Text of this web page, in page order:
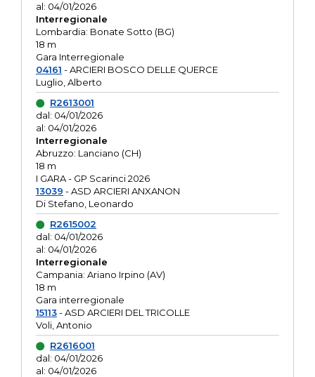
al: 04/01/2026
Interregionale
Lombardia: Bonate Sotto (BG)
18 m
Gara Interregionale
04161 - ARCIERI BOSCO DELLE QUERCE
Luglio, Alberto
R2613001
dal: 04/01/2026
al: 04/01/2026
Interregionale
Abruzzo: Lanciano (CH)
18 m
I GARA - GP Scarinci 2026
13039 - ASD ARCIERI ANXANON
Di Stefano, Leonardo
R2615002
dal: 04/01/2026
al: 04/01/2026
Interregionale
Campania: Ariano Irpino (AV)
18 m
Gara interregionale
15113- ASD ARCIERI DEL TRICOLLE
Voli, Antonio
R2616001
dal: 04/01/2026
al: 04/01/2026